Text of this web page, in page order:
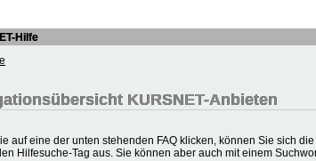
Hilfe
KURSNET-Anbieten
auf eine der unten stehenden FAQ klicken, können Sie sich
Hilfesuche-Tag aus. Sie können aber auch mit einem